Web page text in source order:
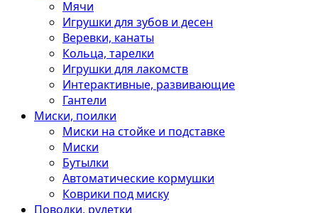
Мячи
Игрушки для зубов и десен
Веревки, канаты
Кольца, тарелки
Игрушки для лакомств
Интерактивные, развивающие
Гантели
Миски, поилки
Миски на стойке и подставке
Миски
Бутылки
Автоматические кормушки
Коврики под миску
Поводки, рулетки